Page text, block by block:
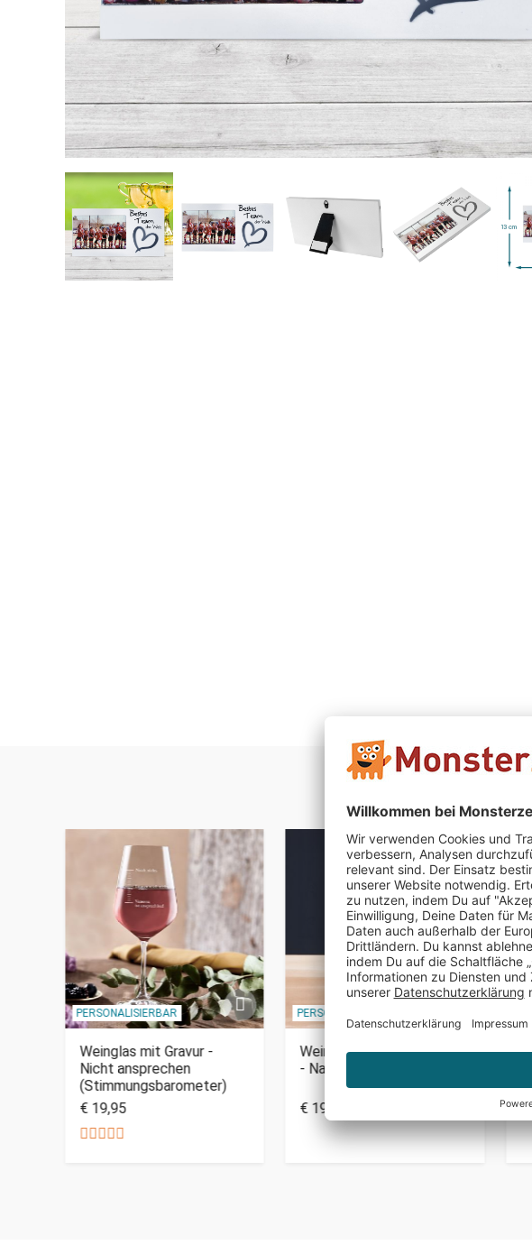
Das
PERSONALISIERBAR
Weinglas mit Gravur -
Nicht ansprechen
(Stimmungsbarometer)
€ 19,95
PERSONALISIERBAR
Weinglas mit Gravur - Vino
- Name
€ 19,95 €